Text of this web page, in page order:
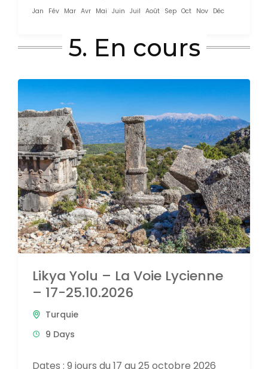
Jan Fév Mar Avr Mai Juin Juil Août Sep Oct Nov Déc
5. En cours
Likya Yolu – La Voie Lycienne
– 17-25.10.2026
Turquie
9 Days
Dates : 9 jours du 17 au 25 octobre 2026